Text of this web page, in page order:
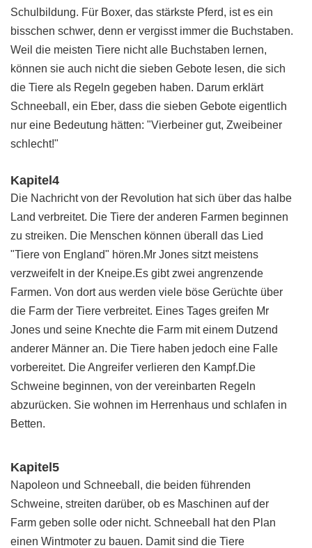
Schulbildung. Für Boxer, das stärkste Pferd, ist es ein
bisschen schwer, denn er vergisst immer die Buchstaben.
Weil die meisten Tiere nicht alle Buchstaben lernen,
können sie auch nicht die sieben Gebote lesen, die sich
die Tiere als Regeln gegeben haben. Darum erklärt
Schneeball, ein Eber, dass die sieben Gebote eigentlich
nur eine Bedeutung hätten: "Vierbeiner gut, Zweibeiner
schlecht!"
Kapitel4
Die Nachricht von der Revolution hat sich über das halbe
Land verbreitet. Die Tiere der anderen Farmen beginnen
zu streiken. Die Menschen können überall das Lied
"Tiere von England" hören.Mr Jones sitzt meistens
verzweifelt in der Kneipe.Es gibt zwei angrenzende
Farmen. Von dort aus werden viele böse Gerüchte über
die Farm der Tiere verbreitet. Eines Tages greifen Mr
Jones und seine Knechte die Farm mit einem Dutzend
anderer Männer an. Die Tiere haben jedoch eine Falle
vorbereitet. Die Angreifer verlieren den Kampf.Die
Schweine beginnen, von der vereinbarten Regeln
abzurücken. Sie wohnen im Herrenhaus und schlafen in
Betten.
Kapitel5
Napoleon und Schneeball, die beiden führenden
Schweine, streiten darüber, ob es Maschinen auf der
Farm geben solle oder nicht. Schneeball hat den Plan
einen Wintmoter zu bauen. Damit sind die Tiere